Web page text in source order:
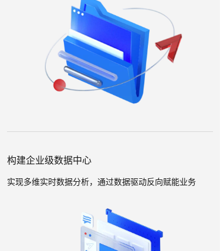
构建企业级数据中心
实现多维实时数据分析，通过数据驱动反向赋能业务